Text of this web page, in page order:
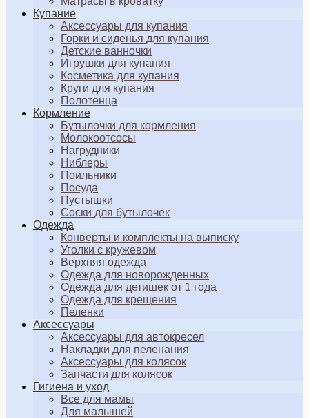
Купание
Аксессуары для купания
Горки и сиденья для купания
Детские ванночки
Игрушки для купания
Косметика для купания
Круги для купания
Полотенца
Кормление
Бутылочки для кормления
Молокоотсосы
Нагрудники
Ниблеры
Поильники
Посуда
Пустышки
Соски для бутылочек
Одежда
Конверты и комплекты на выписку
Уголки с кружевом
Верхняя одежда
Одежда для новорожденных
Одежда для детишек от 1 года
Одежда для крещения
Пеленки
Аксессуары
Аксессуары для автокресел
Накладки для пеленания
Аксессуары для колясок
Запчасти для колясок
Гигиена и уход
Все для мамы
Для малышей